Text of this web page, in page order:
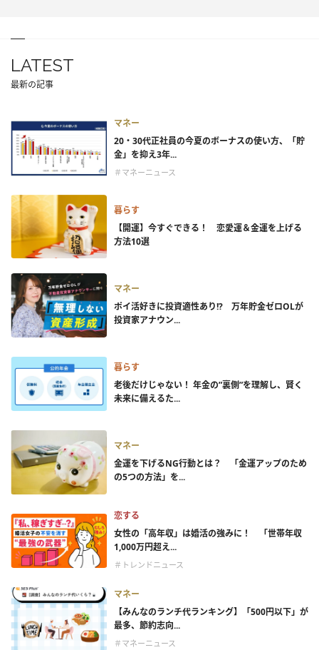
LATEST
最新の記事
マネー
20・30代正社員の今夏のボーナスの使い方、「貯
金」を抑え3年...
＃マネーニュース
暮らす
【開運】今すぐできる！ 恋愛運＆金運を上げる
方法10選
マネー
ポイ活好きに投資適性あり!? 万年貯金ゼロOLが
投資家アナウン...
暮らす
老後だけじゃない！ 年金の”裏側”を理解し、賢く
未来に備えるた...
マネー
金運を下げるNG行動とは？ 「金運アップのため
の5つの方法」を...
恋する
女性の「高年収」は婚活の強みに！ 「世帯年収
1,000万円超え...
＃トレンドニュース
マネー
【みんなのランチ代ランキング】「500円以下」が
最多、節約志向...
＃マネーニュース